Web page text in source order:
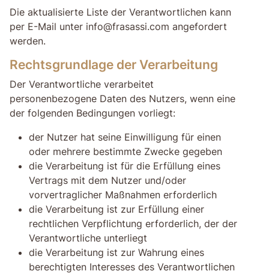
Die aktualisierte Liste der Verantwortlichen kann
per E-Mail unter info@frasassi.com angefordert
werden.
Rechtsgrundlage der Verarbeitung
Der Verantwortliche verarbeitet
personenbezogene Daten des Nutzers, wenn eine
der folgenden Bedingungen vorliegt:
der Nutzer hat seine Einwilligung für einen
oder mehrere bestimmte Zwecke gegeben
die Verarbeitung ist für die Erfüllung eines
Vertrags mit dem Nutzer und/oder
vorvertraglicher Maßnahmen erforderlich
die Verarbeitung ist zur Erfüllung einer
rechtlichen Verpflichtung erforderlich, der der
Verantwortliche unterliegt
die Verarbeitung ist zur Wahrung eines
berechtigten Interesses des Verantwortlichen